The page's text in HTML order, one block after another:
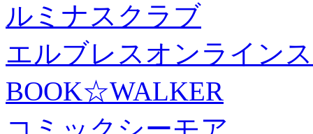
ルミナスクラブ
エルブレスオンライン
BOOK☆WALKER